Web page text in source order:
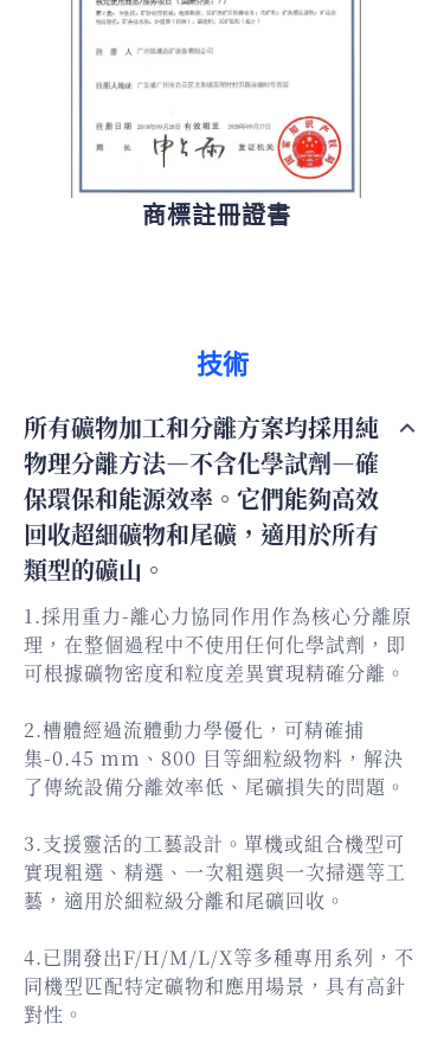
商標註冊證書
技術
所有礦物加工和分離方案均採用純
物理分離方法—不含化學試劑—確
保環保和能源效率。它們能夠高效
回收超細礦物和尾礦，適用於所有
類型的礦山。
1.採用重力-離心力協同作用作為核心分離原
理，在整個過程中不使用任何化學試劑，即
可根據礦物密度和粒度差異實現精確分離。
2.槽體經過流體動力學優化，可精確捕
集-0.45 mm、800 目等細粒級物料，解決
了傳統設備分離效率低、尾礦損失的問題。
3.支援靈活的工藝設計。單機或組合機型可
實現粗選、精選、一次粗選與一次掃選等工
藝，適用於細粒級分離和尾礦回收。
4.已開發出F/H/M/L/X等多種專用系列，不
同機型匹配特定礦物和應用場景，具有高針
對性。